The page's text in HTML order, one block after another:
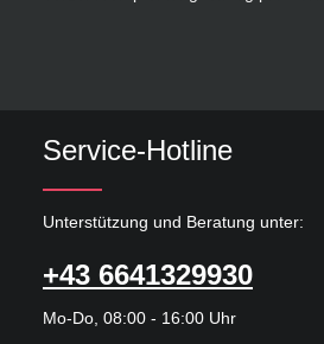
Service-Hotline
Unterstützung und Beratung unter:
+43 6641329930
Mo-Do, 08:00 - 16:00 Uhr